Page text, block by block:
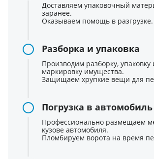
Доставляем упаковочный
заранее.
Оказываем помощь в разгрузке.
Разборка и упаковка
Производим разборку, упаковку
маркировку имущества.
Защищаем хрупкие вещи для
Погрузка в автомобиль
Профессионально размещаем
кузове автомобиля.
Пломбируем ворота на время